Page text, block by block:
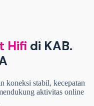
Hifi di KAB.
koneksi stabil, kecepatan
aktivitas online